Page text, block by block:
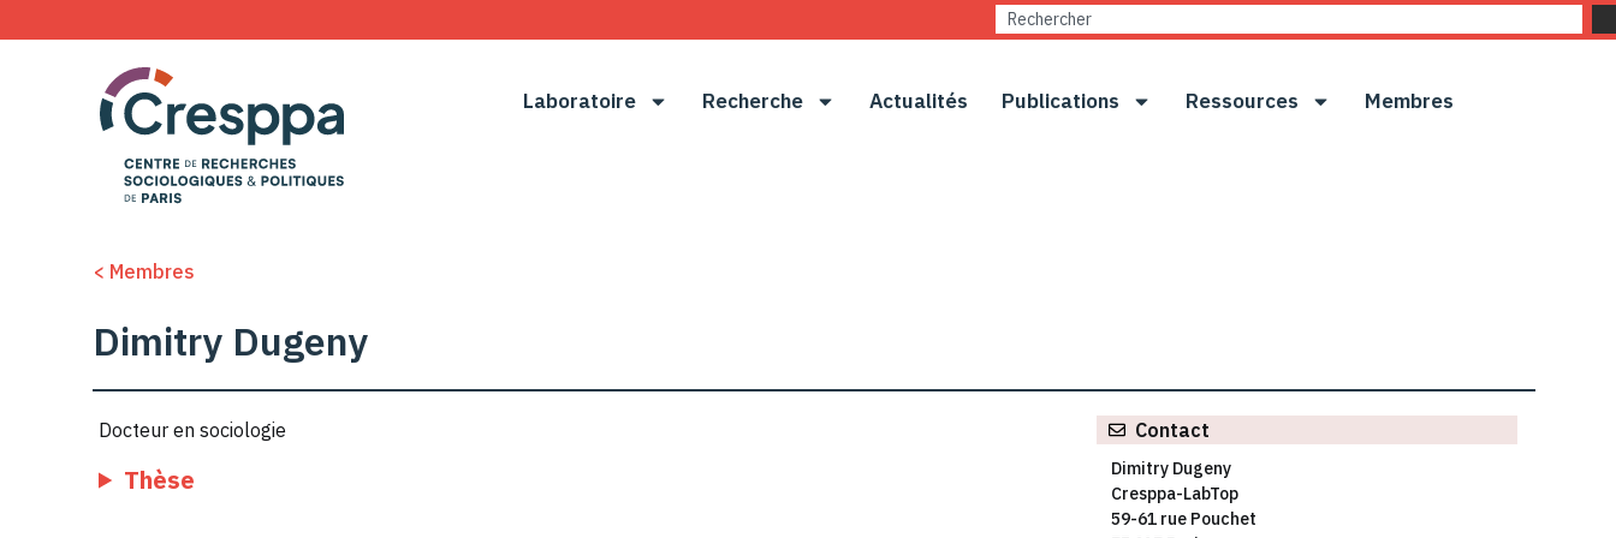
Laboratoire Recherche Actualités Publications Ressources Membres
< Membres
Dimitry Dugeny
Docteur en sociologie
Thèse
Contact
Dimitry Dugeny
Cresppa-LabTop
59-61 rue Pouchet